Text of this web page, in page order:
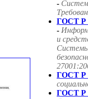
-
ГОСТ Р
-
и
ГОСТ Р
ГОСТ Р